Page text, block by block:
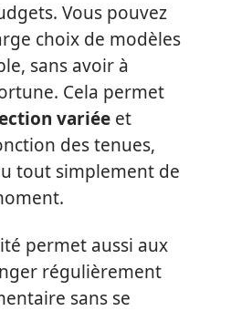
Vous pouvez
choix de modèles
sans avoir à
Cela permet
variée et
des tenues,
tout simplement de
permet aussi aux
régulièrement
sans se